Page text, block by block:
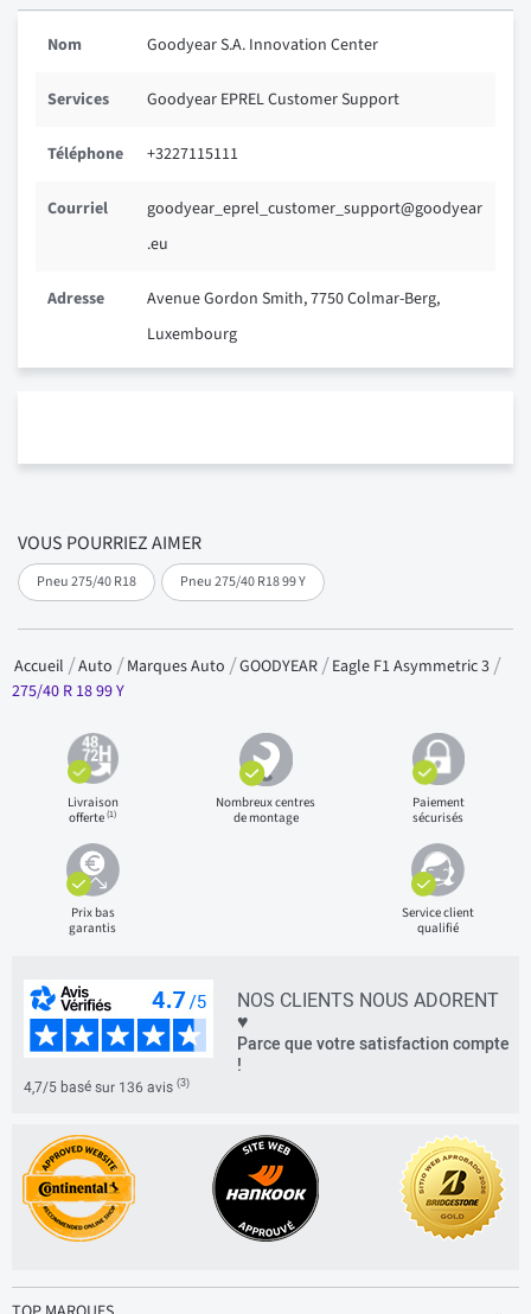
VOUS POURRIEZ AIMER
Pneu 275/40 R18 Pneu 275/40 R18 99 Y
Nom Goodyear S.A. Innovation Center
Services Goodyear EPREL Customer Support
Téléphone +3227115111
Courriel
goodyear_eprel_customer_support@goodyear
.eu
Adresse
Avenue Gordon Smith, 7750 Colmar-Berg,
Luxembourg
Accueil Auto Marques Auto GOODYEAR
Eagle F1 Asymmetric 3
275/40 R 18 99 Y
Livraison
offerte(1)
Nombreux centres
de montage
Paiement
sécurisés
Prix bas
garantis
Service client
qualifié
NOS CLIENTS NOUS ADORENT
♥
Parce que votre satisfaction compte
!
4,7/5 basé sur 136 avis (3)